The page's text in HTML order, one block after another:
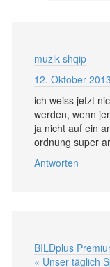
muzik shqip
12. Oktober
ich weiss jetzt
werden, wenn
ja nicht auf ein
ordnung super
Antworten
BILDplus
« Unser täglich